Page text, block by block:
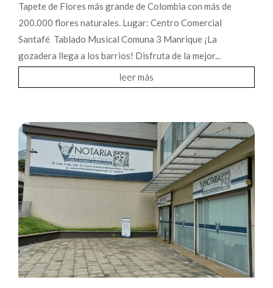
Tapete de Flores más grande de Colombia con más de
200.000 flores naturales. Lugar: Centro Comercial
Santafé Tablado Musical Comuna 3 Manrique ¡La
gozadera llega a los barrios! Disfruta de la mejor...
leer más